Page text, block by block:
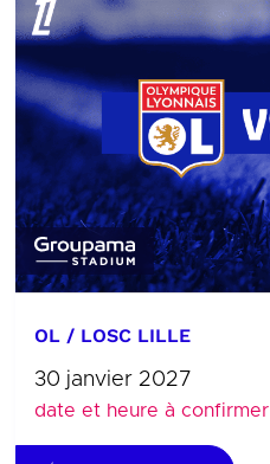
OL / LOSC LILLE
30 janvier 2027
date et heure à confirmer